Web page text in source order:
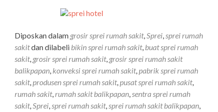
Diposkan dalam grosir sprei rumah sakit,Sprei,sprei rumah
sakitdan dilabeli bikin sprei rumah sakit, buat sprei rumah
sakit, grosir sprei rumah sakit, grosir sprei rumah sakit
balikpapan, konveksi sprei rumah sakit,pabrik sprei rumah
sakit,produsen sprei rumah sakit,pusat sprei rumah sakit,
rumah sakit,rumah sakit balikpapan,sentra sprei rumah
sakit,Sprei,sprei rumah sakit,sprei rumah sakit balikpapan,